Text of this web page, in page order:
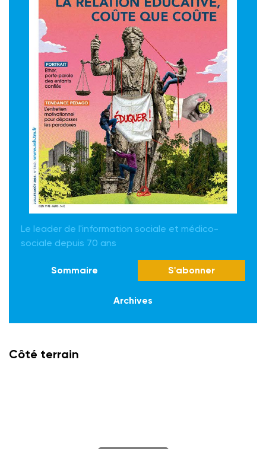
Le leader de l'information sociale et médico-
sociale depuis 70 ans
Sommaire S'abonner
Archives
Côté terrain